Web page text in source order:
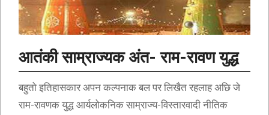
आतंकी साम्राज्यक अंत- राम-रावण युद्ध
बहुतो इतिहासकार अपन कल्पनाक बल पर लिखैत रहलाह अछि जे
राम-रावणक युद्ध आर्यलोकनिक साम्राज्य-विस्तारवादी नीतिक